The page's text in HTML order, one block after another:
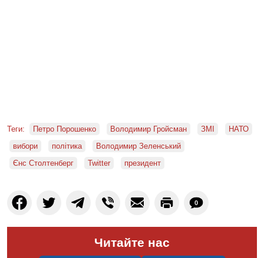
Теги: Петро Порошенко Володимир Гройсман ЗМІ
НАТО
вибори
політика
Володимир Зеленський
Єнс Столтенберг
Twitter президент
0
Читайте нас